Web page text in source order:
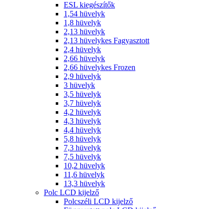
ESL kiegészítők
1,54 hüvelyk
1,8 hüvelyk
2,13 hüvelyk
2,13 hüvelykes Fagyasztott
2,4 hüvelyk
2,66 hüvelyk
2,66 hüvelykes Frozen
2,9 hüvelyk
3 hüvelyk
3,5 hüvelyk
3,7 hüvelyk
4,2 hüvelyk
4,3 hüvelyk
4,4 hüvelyk
5,8 hüvelyk
7,3 hüvelyk
7,5 hüvelyk
10,2 hüvelyk
11,6 hüvelyk
13,3 hüvelyk
Polc LCD kijelző
Polcszéli LCD kijelző